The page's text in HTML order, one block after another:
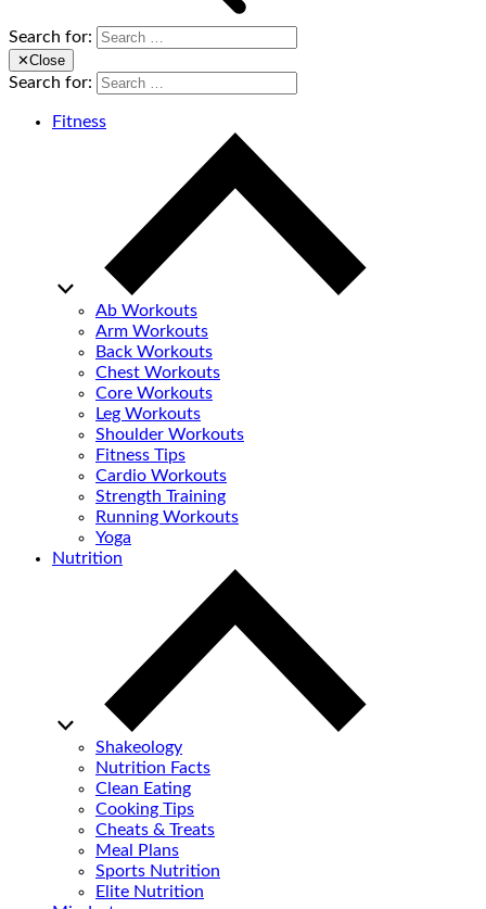
Search for:
✕Close
Search for:
Fitness
Ab Workouts
Arm Workouts
Back Workouts
Chest Workouts
Core Workouts
Leg Workouts
Shoulder Workouts
Fitness Tips
Cardio Workouts
Strength Training
Running Workouts
Yoga
Nutrition
Shakeology
Nutrition Facts
Clean Eating
Cooking Tips
Cheats & Treats
Meal Plans
Sports Nutrition
Elite Nutrition